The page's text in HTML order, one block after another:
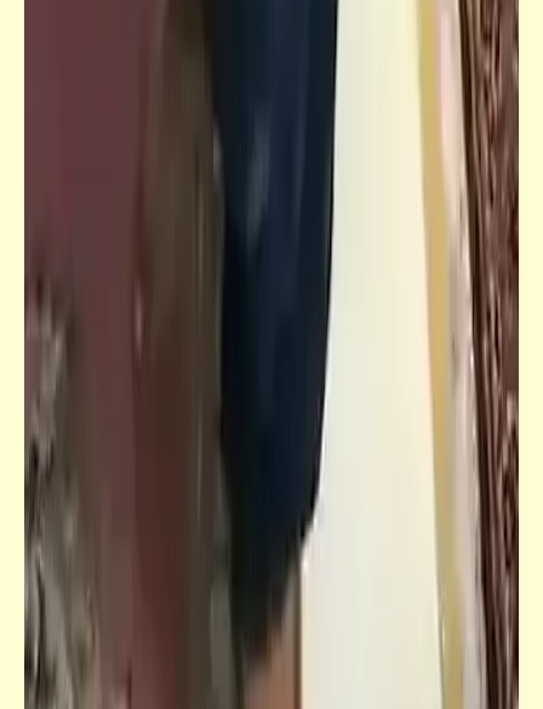
ترحيب كبير من أولياء أمور السادة النوّاب بقرار
المربّي الفاضل "عبد العال"